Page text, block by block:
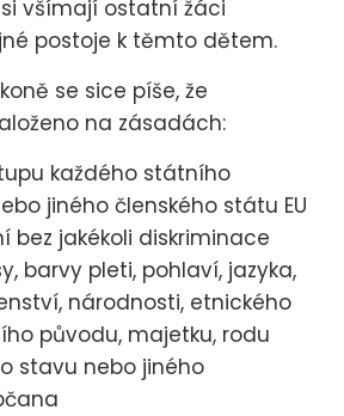
všímají ostatní žáci
postoje k těmto dětem.
se sice píše, že
na zásadách:
každého státního
jiného členského státu EU
bez jakékoli diskriminace
barvy pleti, pohlaví, jazyka,
národnosti, etnického
původu, majetku, rodu
stavu nebo jiného